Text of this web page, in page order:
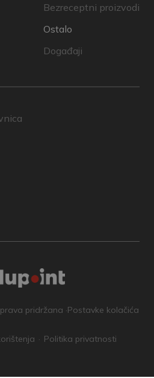
Bezreceptni proizvodi
Ostalo
Događaji
pridržana ·Postavke kolačića
Politika privatnosti